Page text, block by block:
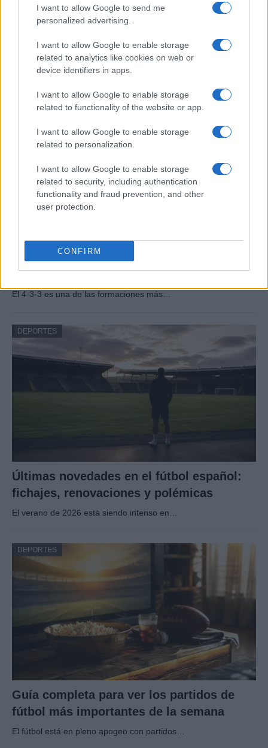
I want to allow Google to send me
personalized advertising.
I want to allow Google to enable storage
related to analytics like cookies on web or
device identifiers in apps.
I want to allow Google to enable storage
related to functionality of the website or app.
I want to allow Google to enable storage
related to personalization.
I want to allow Google to enable storage
related to security, including authentication
functionality and fraud prevention, and other
user protection.
CONFIRM
FIFA anuncia que las futbolistas recibirán
baja de maternidad
La FIFA anunció que las futbolistas profesionales recibirán…
DEPORTES
Guía completa del 4-3-3: roles,
movimientos y ajustes tácticos
El 4-3-3 es una de las formaciones más…
DEPORTES
Últimas novedades en el fútbol español:
fichajes, renovaciones y polémicas
El verano de 2026 está siendo intenso en…
DEPORTES
Guía completa para ver los partidos de
fútbol más importantes de la semana
El fútbol está en pleno apogeo con partidos…